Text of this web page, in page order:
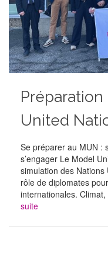
United
Se préparer au MUN :
s’engager Le Model
simulation des
rôle de diplomates
internationales.
suite